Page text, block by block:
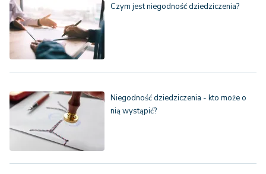
Czym jest niegodność dziedziczenia?
Niegodność dziedziczenia - kto może o
nią wystąpić?